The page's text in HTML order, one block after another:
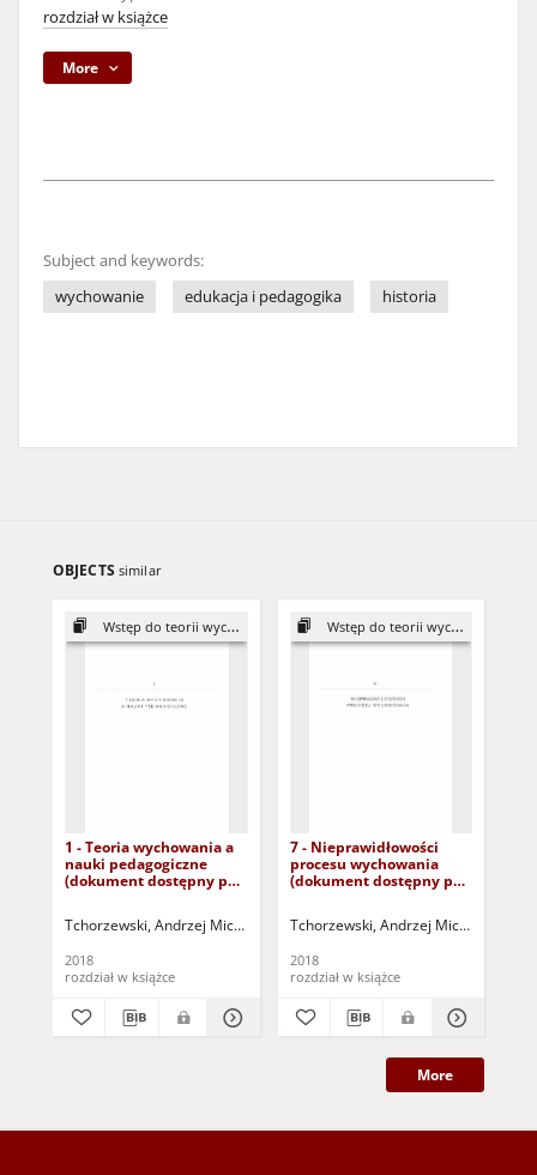
rozdział w książce
More
Subject and keywords:
wychowanie
edukacja i pedagogika historia
OBJECTS similar
Wstęp do teorii wychowania
1 - Teoria wychowania a
nauki pedagogiczne
(dokument dostępny po
wzroku)
Tchorzewski, Andrzej Michał (1943- )
2018
rozdział w książce
Wstęp do teorii wychowania
7 - Nieprawidłowości
procesu wychowania
(dokument dostępny po
wzroku)
Tchorzewski, Andrzej Michał (1943- )
2018
rozdział w książce
More